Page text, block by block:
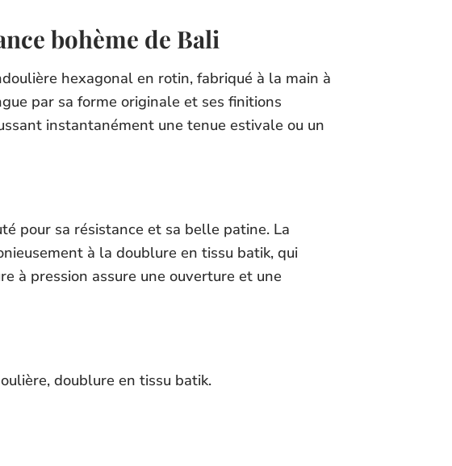
bohème de Bali
hexagonal en rotin, fabriqué à la main à
par sa forme originale et ses finitions
instantanément une tenue estivale ou un
pour sa résistance et sa belle patine. La
à la doublure en tissu batik, qui
à pression assure une ouverture et une
doublure en tissu batik.